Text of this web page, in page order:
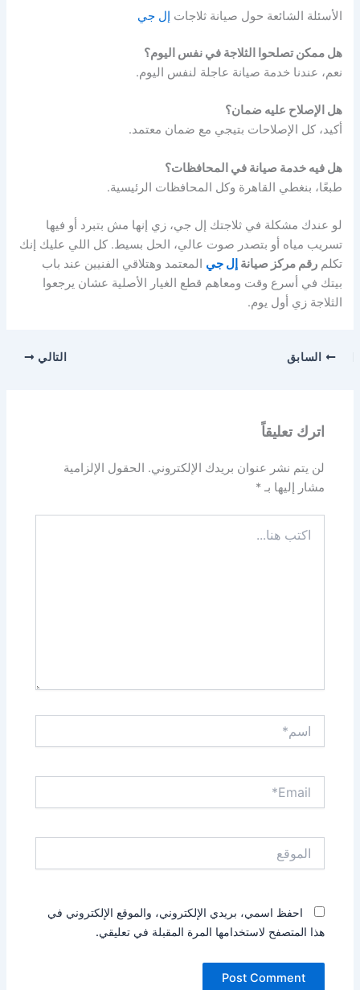
الأسئلة الشائعة حول صيانة ثلاجات إل جي
هل ممكن تصلحوا الثلاجة في نفس اليوم؟
نعم، عندنا خدمة صيانة عاجلة لنفس اليوم.
هل الإصلاح عليه ضمان؟
أكيد، كل الإصلاحات بتيجي مع ضمان معتمد.
هل فيه خدمة صيانة في المحافظات؟
طبعًا، بنغطي القاهرة وكل المحافظات الرئيسية.
لو عندك مشكلة في ثلاجتك إل جي، زي إنها مش بتبرد أو فيها
تسريب مياه أو بتصدر صوت عالي، الحل بسيط. كل اللي عليك إنك
تكلمرقم مركز صيانة إل جي المعتمد وهتلاقي الفنيين عند باب
بيتك في أسرع وقت ومعاهم قطع الغيار الأصلية عشان يرجعوا
الثلاجة زي أول يوم.
السابق التالي
اترك تعليقاً
لن يتم نشر عنوان بريدك الإلكتروني. الحقول الإلزامية
مشار إليها بـ*
هنا...
احفظ اسمي، بريدي الإلكتروني، والموقع الإلكتروني في
هذا المتصفح لاستخدامها المرة المقبلة في تعليقي.